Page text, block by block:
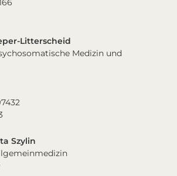
Litterscheid
Medizin und
Szylin